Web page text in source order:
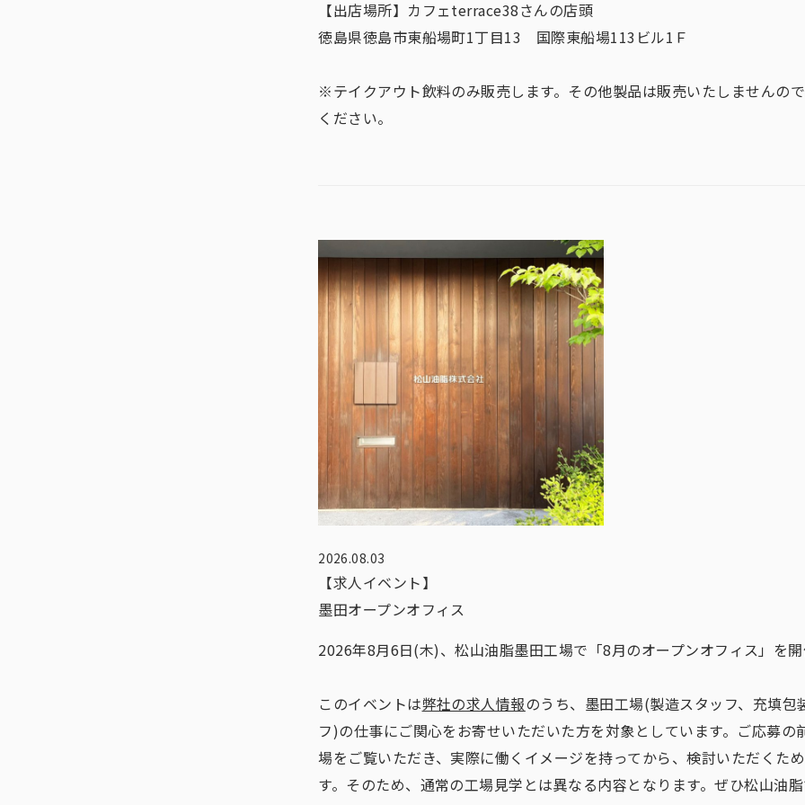
【出店場所】カフェterrace38さんの店頭
徳島県徳島市東船場町1丁目13 国際東船場113ビル1Ｆ
※テイクアウト飲料のみ販売します。その他製品は販売いたしませんの
ください。
2026.08.03
【求人イベント】
墨田オープンオフィス
2026年8月6日(木)、松山油脂墨田工場で「8月のオープンオフィス」を開
このイベントは弊社の求人情報のうち、墨田工場(製造スタッフ、充填包
フ)の仕事にご関心をお寄せいただいた方を対象としています。ご応募の
場をご覧いただき、実際に働くイメージを持ってから、検討いただくた
す。そのため、通常の工場見学とは異なる内容となります。ぜひ松山油